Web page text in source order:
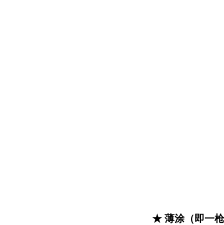
★ 薄涂（即一